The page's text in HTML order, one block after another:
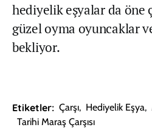
hediyelik eşyalar da öne
güzel oyma oyuncaklar
bekliyor.
Etiketler: Çarşı, Hediyelik Eşya,
Tarihi Maraş Çarşısı